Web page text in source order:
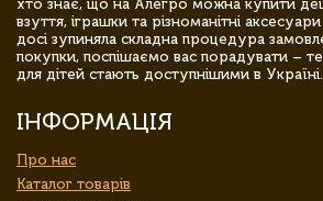
хто знає, що на Алегро можна купити
взуття, іграшки та різноманітні
досі зупиняла складна процедура
покупки, поспішаємо вас порадувати –
для дітей стають доступнішими в Україні.
ІНФОРМАЦІЯ
Про нас
Каталог товарів